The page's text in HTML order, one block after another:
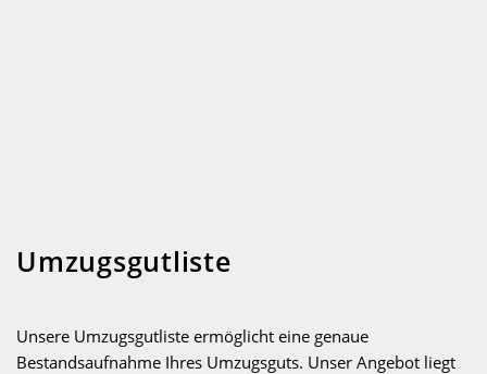
Umzugsgutliste
Unsere Umzugsgutliste ermöglicht eine genaue
Bestandsaufnahme Ihres Umzugsguts. Unser Angebot liegt